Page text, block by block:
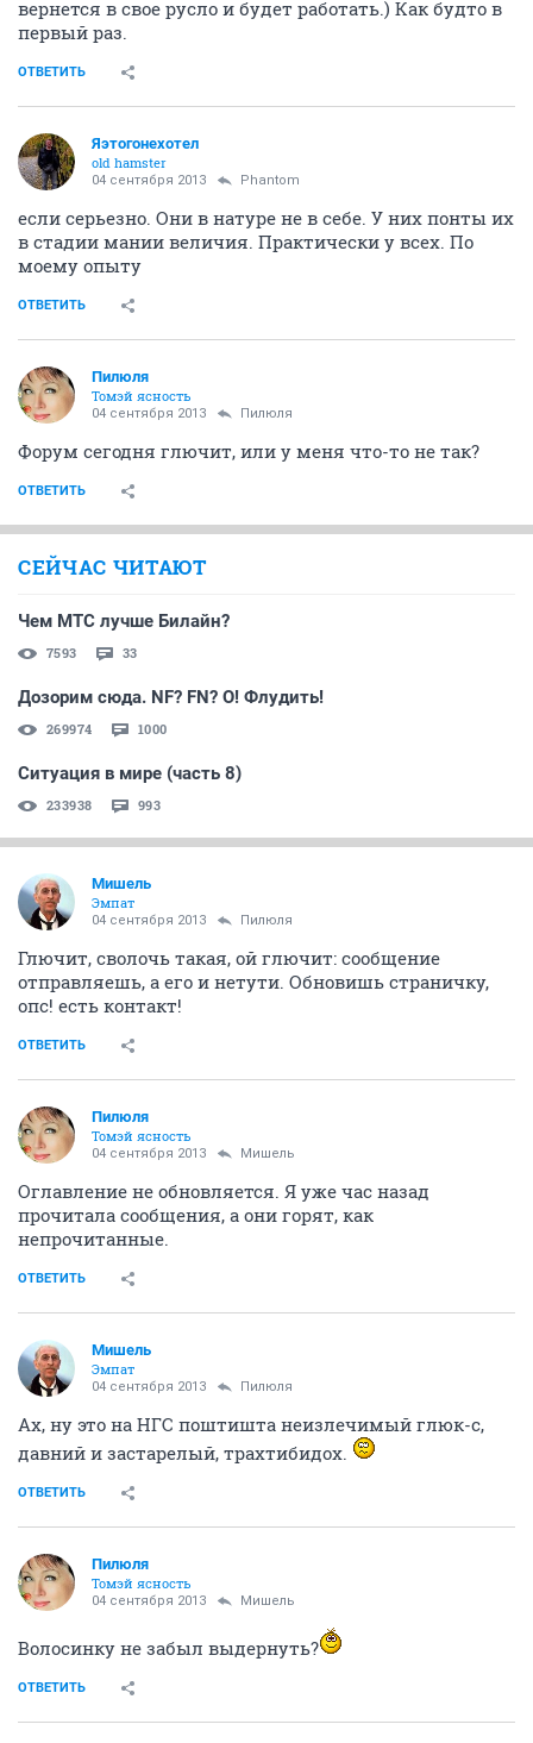
вернется в свое русло и будет работать.) Как будто в
первый раз.
ОТВЕТИТЬ
Яэтогонехотел
old hamster
04 сентября 2013 Phantom
если серьезно. Они в натуре не в себе. У них понты их
в стадии мании величия. Практически у всех. По
моему опыту
ОТВЕТИТЬ
Пилюля
Томэй ясность
04 сентября 2013 Пилюля
Форум сегодня глючит, или у меня что-то не так?
ОТВЕТИТЬ
СЕЙЧАС ЧИТАЮТ
Чем МТС лучше Билайн?
7593 33
Дозорим сюда. NF? FN? О! Флудить!
269974 1000
Ситуация в мире (часть 8)
233938 993
Мишель
Эмпат
04 сентября 2013 Пилюля
Глючит, сволочь такая, ой глючит: сообщение
отправляешь, а его и нетути. Обновишь страничку,
опс! есть контакт!
ОТВЕТИТЬ
Пилюля
Томэй ясность
04 сентября 2013 Мишель
Оглавление не обновляется. Я уже час назад
прочитала сообщения, а они горят, как
непрочитанные.
ОТВЕТИТЬ
Мишель
Эмпат
04 сентября 2013 Пилюля
Ах, ну это на НГС поштишта неизлечимый глюк-с,
давний и застарелый, трахтибидох.
ОТВЕТИТЬ
Пилюля
Томэй ясность
04 сентября 2013 Мишель
Волосинку не забыл выдернуть?
ОТВЕТИТЬ